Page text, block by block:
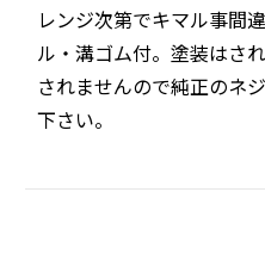
レンジ次第でキマル事間
ル・溝ゴム付。塗装はさ
されませんので純正のネ
下さい。